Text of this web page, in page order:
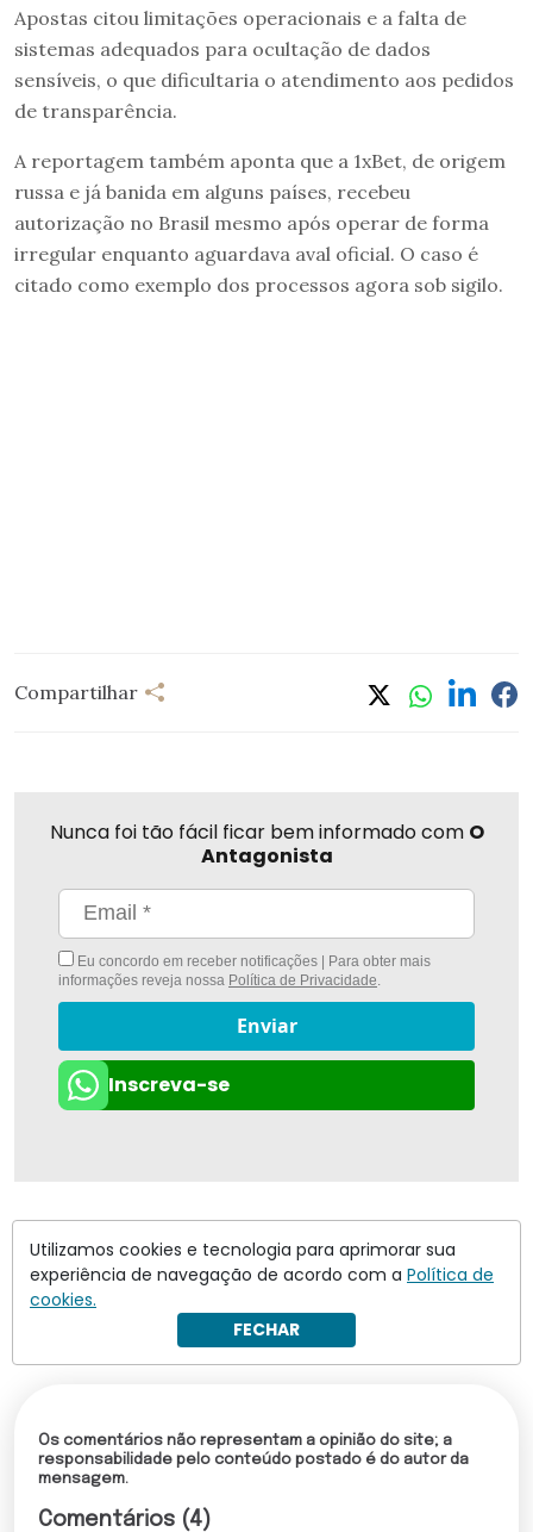
Apostas citou limitações operacionais e a falta de
sistemas adequados para ocultação de dados
sensíveis, o que dificultaria o atendimento aos pedidos
de transparência.
A reportagem também aponta que a 1xBet, de origem
russa e já banida em alguns países, recebeu
autorização no Brasil mesmo após operar de forma
irregular enquanto aguardava aval oficial. O caso é
citado como exemplo dos processos agora sob sigilo.
Compartilhar
Nunca foi tão fácil ficar bem informado com O
Antagonista
Eu concordo em receber notificações | Para obter mais
informações reveja nossa Política de Privacidade.
Enviar
Inscreva-se
Os comentários não representam a opinião do site; a
responsabilidade pelo conteúdo postado é do autor da
mensagem.
Comentários (4)
Utilizamos cookies e tecnologia para aprimorar sua
experiência de navegação de acordo com a Política de
cookies.
FECHAR